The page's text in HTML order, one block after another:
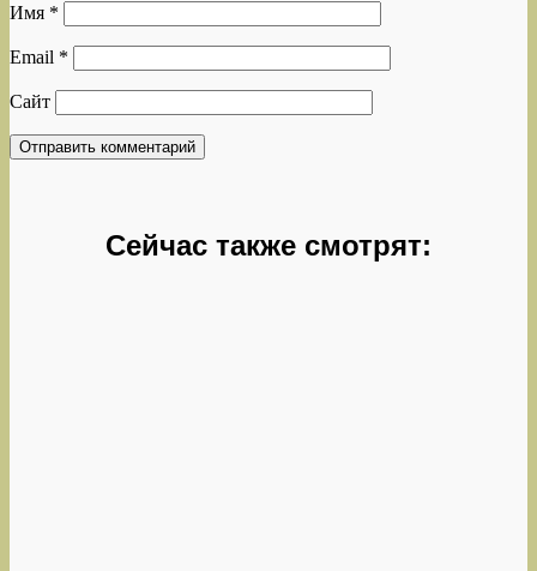
Имя *
Email *
Сайт
Сейчас также смотрят: